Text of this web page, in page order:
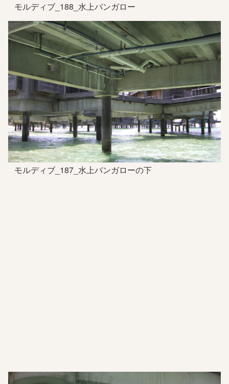
モルディブ_188_水上バンガロー
モルディブ_187_水上バンガローの下